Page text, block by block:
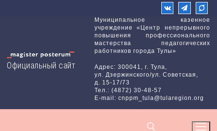
Официальный сайт
Муниципальное казенное
учреждение «Центр непрерывного
повышения профессионального
мастерства педагогических
работников города Тулы»
Адрес: 300041, г. Тула,
ул. Дзержинского/ул. Советская,
д. 15-17/73
Тел.: (4872) 30-48-57
E-mail: cnppm_tula@tularegion.org